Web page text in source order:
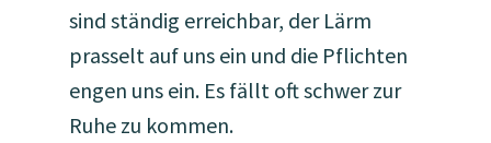
sind ständig erreichbar, der Lärm
prasselt auf uns ein und die Pflichten
engen uns ein. Es fällt oft schwer zur
Ruhe zu kommen.